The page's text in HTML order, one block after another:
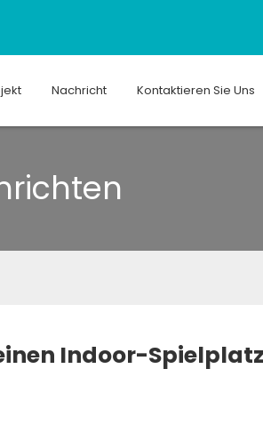
Nachricht Kontaktieren Sie Uns
Indoor-